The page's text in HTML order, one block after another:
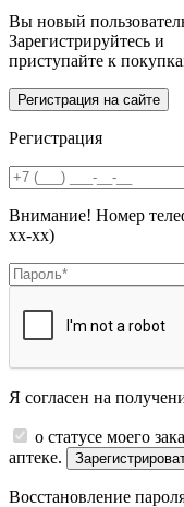
Вы новый
Зарегистрируйтесь и
приступайте к
Регистрация
Внимание! Номер
хх-хх)
Я согласен на
о статусе моего
аптеке.
Восстановление